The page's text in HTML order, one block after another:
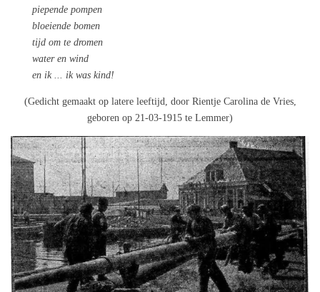
piepende pompen
bloeiende bomen
tijd om te dromen
water en wind
en ik ... ik was kind!
(Gedicht gemaakt op latere leeftijd, door Rientje Carolina de Vries,
geboren op 21‑03‑1915 te Lemmer)